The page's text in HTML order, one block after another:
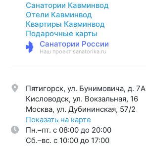
Санатории Кавминвод
Отели Кавминвод
Квартиры Кавминвод
Подарочные карты
Санатории России
Наш проект sanatorika.ru
Пятигорск, ул. Бунимовича, д. 7A
Кисловодск, ул. Вокзальная, 16
Москва, ул. Дубининская, 57/2
Показать на карте
Пн.–пт. с 08:00 до 20:00
Cб.–вс. с 10:00 до 17:00